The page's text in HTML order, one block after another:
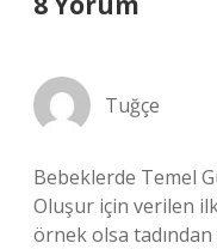
Tuğçe
Bebeklerde Temel
Oluşur için verilen
örnek olsa